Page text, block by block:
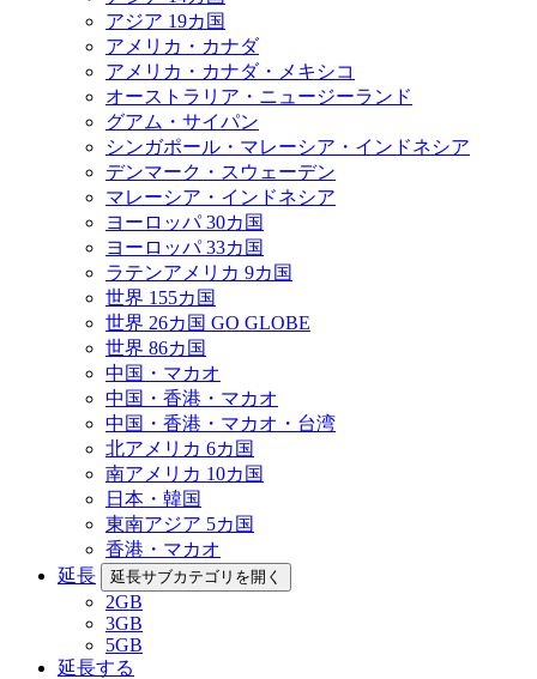
アジア 19カ国
アメリカ・カナダ
アメリカ・カナダ・メキシコ
オーストラリア・ニュージーランド
グアム・サイパン
シンガポール・マレーシア・インドネシア
デンマーク・スウェーデン
マレーシア・インドネシア
ヨーロッパ 30カ国
ヨーロッパ 33カ国
ラテンアメリカ 9カ国
世界 155カ国
世界 26カ国 GO GLOBE
世界 86カ国
中国・マカオ
中国・香港・マカオ
中国・香港・マカオ・台湾
北アメリカ 6カ国
南アメリカ 10カ国
日本・韓国
東南アジア 5カ国
香港・マカオ
延長
延長サブカテゴリを開く
2GB
3GB
5GB
延長する